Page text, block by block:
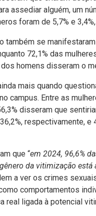
assediar alguém, um
foram de 5,7% e
também se
72,1% das
homens disseram o
mais quando
campus. Entre as
disseram que
respectivamente,
que “em 2024, 96,6%
da vitimização
a ver os crimes
comportamentos
real ligada à potencial